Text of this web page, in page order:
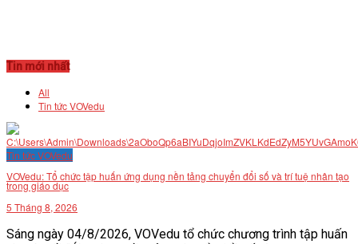
Tin mới nhất
All
Tin tức VOVedu
Tin tức VOVedu
VOVedu: Tổ chức tập huấn ứng dụng nền tảng chuyển đổi số và trí tuệ nhân tạo
trong giáo dục
5 Tháng 8, 2026
Sáng ngày 04/8/2026, VOVedu tổ chức chương trình tập huấn